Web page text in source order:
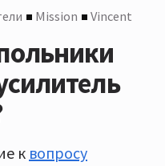
Mission Vincent
к вопросу